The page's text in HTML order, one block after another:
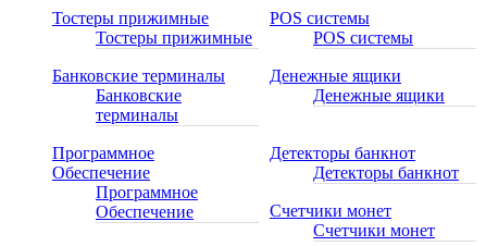
Тостеры прижимные
Тостеры прижимные
POS системы
POS системы
Банковские терминалы
Банковские
терминалы
Денежные ящики
Денежные ящики
Программное
Обеспечение
Программное
Обеспечение
Детекторы банкнот
Детекторы банкнот
Счетчики монет
Счетчики монет